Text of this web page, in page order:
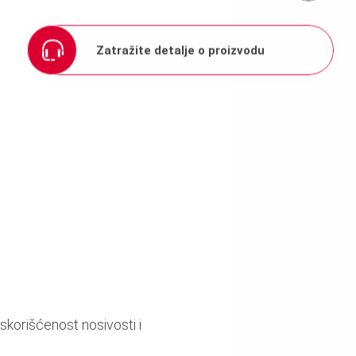
Zatražite detalje o proizvodu
nosivosti i